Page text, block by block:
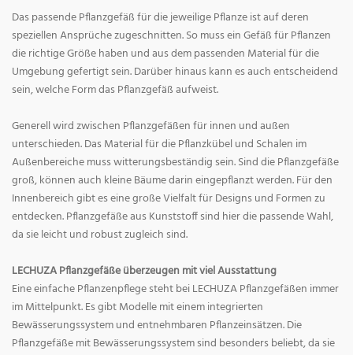
Das passende Pflanzgefäß für die jeweilige Pflanze ist auf deren
speziellen Ansprüche zugeschnitten. So muss ein Gefäß für Pflanzen
die richtige Größe haben und aus dem passenden Material für die
Umgebung gefertigt sein. Darüber hinaus kann es auch entscheidend
sein, welche Form das Pflanzgefäß aufweist.
Generell wird zwischen Pflanzgefäßen für innen und außen
unterschieden. Das Material für die Pflanzkübel und Schalen im
Außenbereiche muss witterungsbeständig sein. Sind die Pflanzgefäße
groß, können auch kleine Bäume darin eingepflanzt werden. Für den
Innenbereich gibt es eine große Vielfalt für Designs und Formen zu
entdecken. Pflanzgefäße aus Kunststoff sind hier die passende Wahl,
da sie leicht und robust zugleich sind.
LECHUZA Pflanzgefäße überzeugen mit viel Ausstattung
Eine einfache Pflanzenpflege steht bei LECHUZA Pflanzgefäßen immer
im Mittelpunkt. Es gibt Modelle mit einem integrierten
Bewässerungssystem und entnehmbaren Pflanzeinsätzen. Die
Pflanzgefäße mit Bewässerungssystem sind besonders beliebt, da sie